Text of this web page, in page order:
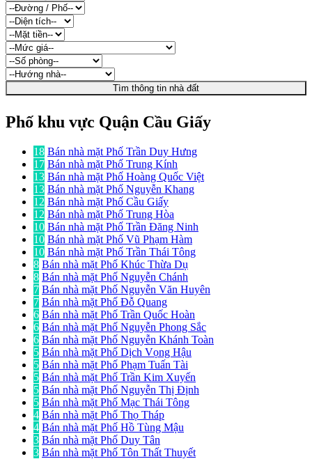
Tìm thông tin nhà đất
Phố khu vực Quận Cầu Giấy
18 Bán nhà mặt Phố Trần Duy Hưng
17 Bán nhà mặt Phố Trung Kính
13 Bán nhà mặt Phố Hoàng Quốc Việt
13 Bán nhà mặt Phố Nguyễn Khang
12 Bán nhà mặt Phố Cầu Giấy
12 Bán nhà mặt Phố Trung Hòa
10 Bán nhà mặt Phố Trần Đăng Ninh
10 Bán nhà mặt Phố Vũ Phạm Hàm
10 Bán nhà mặt Phố Trần Thái Tông
8 Bán nhà mặt Phố Khúc Thừa Dụ
8 Bán nhà mặt Phố Nguyễn Chánh
7 Bán nhà mặt Phố Nguyễn Văn Huyên
7 Bán nhà mặt Phố Đỗ Quang
6 Bán nhà mặt Phố Trần Quốc Hoàn
6 Bán nhà mặt Phố Nguyễn Phong Sắc
6 Bán nhà mặt Phố Nguyễn Khánh Toàn
5 Bán nhà mặt Phố Dịch Vọng Hậu
5 Bán nhà mặt Phố Phạm Tuấn Tài
5 Bán nhà mặt Phố Trần Kim Xuyến
5 Bán nhà mặt Phố Nguyễn Thị Định
5 Bán nhà mặt Phố Mạc Thái Tông
4 Bán nhà mặt Phố Thọ Tháp
4 Bán nhà mặt Phố Hồ Tùng Mậu
3 Bán nhà mặt Phố Duy Tân
3 Bán nhà mặt Phố Tôn Thất Thuyết